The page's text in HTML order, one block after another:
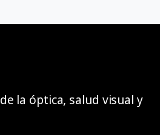
de la óptica, salud visual y